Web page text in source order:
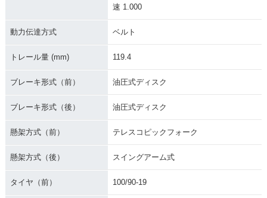
速 1.000
動力伝達方式 ベルト
トレール量 (mm) 119.4
ブレーキ形式（前） 油圧式ディスク
ブレーキ形式（後） 油圧式ディスク
懸架方式（前） テレスコピックフォーク
懸架方式（後） スイングアーム式
タイヤ（前） 100/90-19